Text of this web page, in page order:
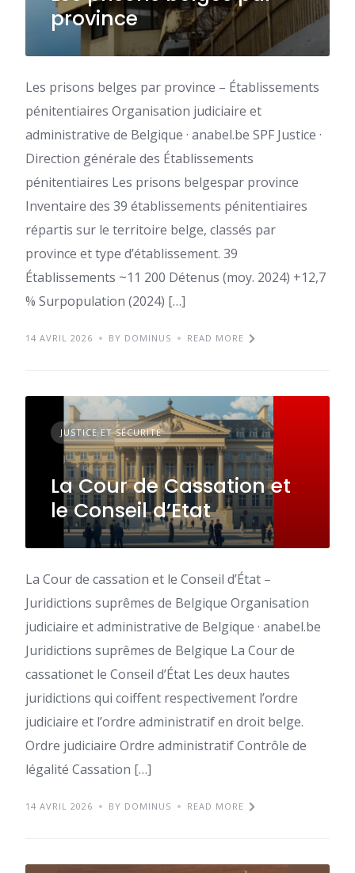
province
Les prisons belges par province – Établissements
pénitentiaires Organisation judiciaire et
administrative de Belgique · anabel.be SPF Justice ·
Direction générale des Établissements
pénitentiaires Les prisons belgespar province
Inventaire des 39 établissements pénitentiaires
répartis sur le territoire belge, classés par
province et type d’établissement. 39
Établissements ~11 200 Détenus (moy. 2024) +12,7
% Surpopulation (2024) […]
14 AVRIL 2026 BY DOMINUS READ MORE
JUSTICE ET SÉCURITÉ
La Cour de Cassation et
le Conseil d’Etat
La Cour de cassation et le Conseil d’État –
Juridictions suprêmes de Belgique Organisation
judiciaire et administrative de Belgique · anabel.be
Juridictions suprêmes de Belgique La Cour de
cassationet le Conseil d’État Les deux hautes
juridictions qui coiffent respectivement l’ordre
judiciaire et l’ordre administratif en droit belge.
Ordre judiciaire Ordre administratif Contrôle de
légalité Cassation […]
14 AVRIL 2026 BY DOMINUS READ MORE